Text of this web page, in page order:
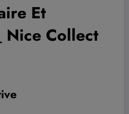
Et
Nice Collect